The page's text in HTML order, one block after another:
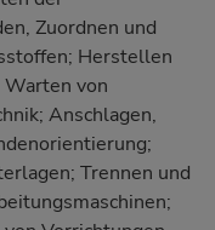
Zuordnen und
Herstellen
von
Anschlagen,
Trennen und